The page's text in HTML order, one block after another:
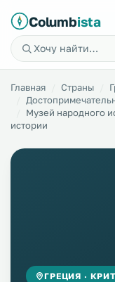
Columbista
Главная Страны
Музей народного
истории
ГРЕЦИЯ · КРИТ